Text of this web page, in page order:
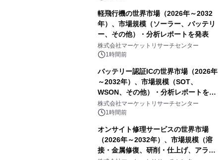
軽飛行機の世界市場（2026年～2032
年）、市場規模（ソーラー、バッテリ
ー、その他）・分析レポートを発表
株式会社マーケットリサーチセンター
1時間前
バッテリー認証ICの世界市場（2026年
～2032年）、市場規模（SOT、
WSON、その他）・分析レポートを発
表
株式会社マーケットリサーチセンター
1時間前
オンサイト修理サービスの世界市場
（2026年～2032年）、市場規模（溶
接・金属修復、研削・仕上げ、アライ